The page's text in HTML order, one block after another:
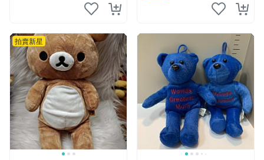
拍賣新星